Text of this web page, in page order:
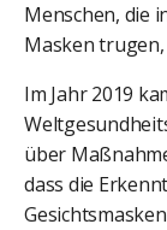
Menschen, die
Masken
Im Jahr 2019
über
dass die